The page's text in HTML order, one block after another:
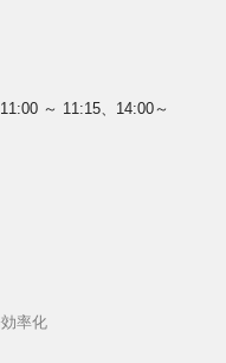
～ 11:15、14:00～
率化